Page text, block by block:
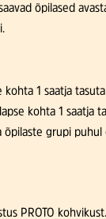
õpilased
kohta 1 saatja tasuta
kohta 1 saatja
õpilaste grupi
PROTO